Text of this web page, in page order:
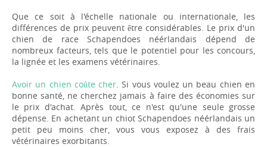
Que ce soit à l'échelle nationale ou internationale, les
différences de prix peuvent être considérables. Le prix d'un
chien de race Schapendoes néérlandais dépend de
nombreux facteurs, tels que le potentiel pour les concours,
la lignée et les examens vétérinaires.
Avoir un chien coûte cher . Si vous voulez un beau chien en
bonne santé, ne cherchez jamais à faire des économies sur
le prix d'achat. Après tout, ce n'est qu'une seule grosse
dépense. En achetant un chiot Schapendoes néérlandais un
petit peu moins cher, vous vous exposez à des frais
vétérinaires exorbitants.